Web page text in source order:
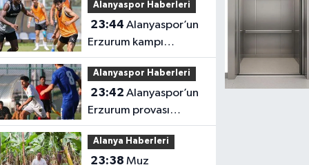
Alanya’da
Alanyaspor Haberleri
23:44 Alanyaspor’un
Erzurum kampı
tamamlandı
Alanyaspor Haberleri
23:42 Alanyaspor’un
Erzurum provası
golsüz tamamlandı
Alanya Haberleri
23:38 Muz